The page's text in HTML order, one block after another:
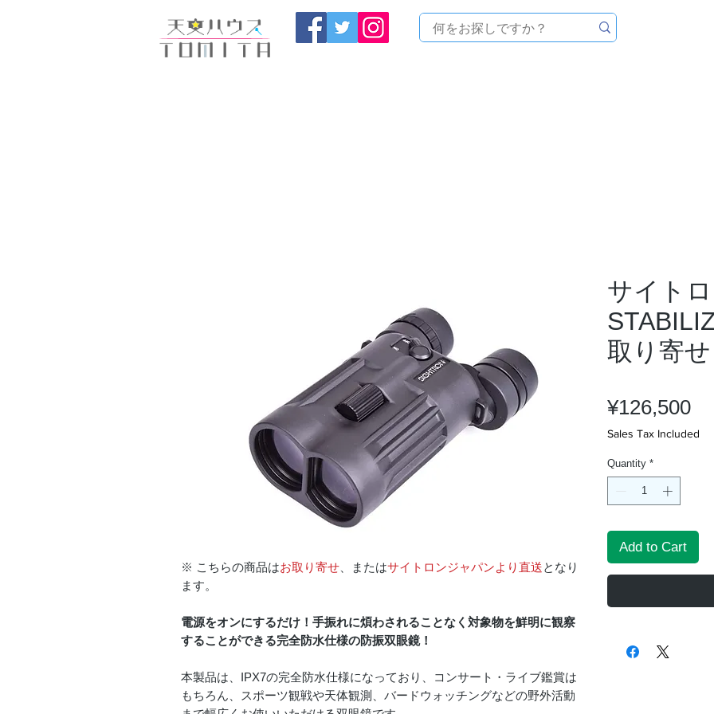
※ こちらの商品はお取り寄せ 、またはサイトロンジャパンより直送となり
ます。
電源をオンにするだけ！手振れに煩わされることなく対象物を鮮明に観察
することができる完全防水仕様の防振双眼鏡！
本製品は、IPX7の完全防水仕様になっており、コンサート・ライブ鑑賞は
もちろん、スポーツ観戦や天体観測、バードウォッチングなどの野外活動
サイト
取り寄せ
¥126,500
Sales Tax Included
Quantity *
Add to Cart